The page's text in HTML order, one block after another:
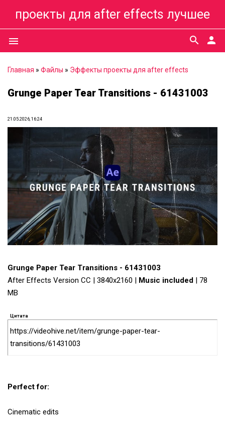
проекты для after effects лучшее
menu person
search
Главная » Файлы » Эффекты проекты для after effects
Grunge Paper Tear Transitions - 61431003
21.05.2026, 16:24
Grunge Paper Tear Transitions - 61431003
After Effects Version CC | 3840x2160 | Music included | 78
MB
Цитата
https://videohive.net/item/grunge-paper-tear-
transitions/61431003
Perfect for:
Cinematic edits